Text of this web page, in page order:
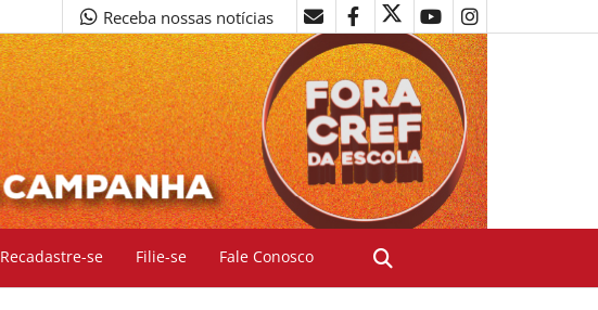
Receba nossas notícias
Recadastre-se Filie-se Fale Conosco